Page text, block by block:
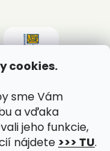
cookies.
sme Vám
a vďaka
jeho funkcie,
nájdete >>> TU.